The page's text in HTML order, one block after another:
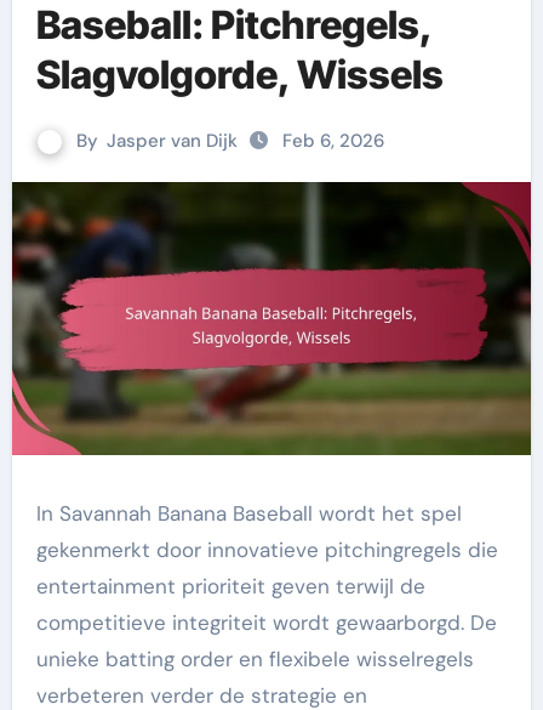
Baseball: Pitchregels,
Slagvolgorde, Wissels
By Jasper van Dijk Feb 6, 2026
In Savannah Banana Baseball wordt het spel
gekenmerkt door innovatieve pitchingregels die
entertainment prioriteit geven terwijl de
competitieve integriteit wordt gewaarborgd. De
unieke batting order en flexibele wisselregels
verbeteren verder de strategie en